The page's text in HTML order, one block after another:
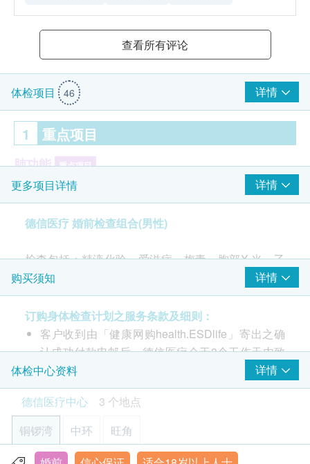
查看所有评论
体检项目 46 详情
1 重点项目
肺功能 重点项目
胸肺X光
传染病 重点项目
精液化验 (只限男士)
2 基本项目
基本健康评估
个人健康分析问卷
血压
体质指标
身高
更多项目详情 详情
德信医疗 婚前检查组合(男性)
检查包括：精液化验、爱滋病、梅毒、胸部X 光、乙
型肝炎检查、小便常规及
购买须知 详情
订购身体检查计划之服务条款及细则：
客户收到由「健康网购health.ESDlife」寄出之确
认成功付款电邮后，德信医疗会于3个工作天内致
电客人进行预约。
客户必须于预约当天出示身份证及列印订购确认信
以确认身份。
本身体检查计划有效期为12个月，客户必须于12
个月内(由确认付款日期起计)接受有关检查，逾期
作废。
体检中心资料
详情
德信医疗中心
3 个地点
铜锣湾
中环 旺角